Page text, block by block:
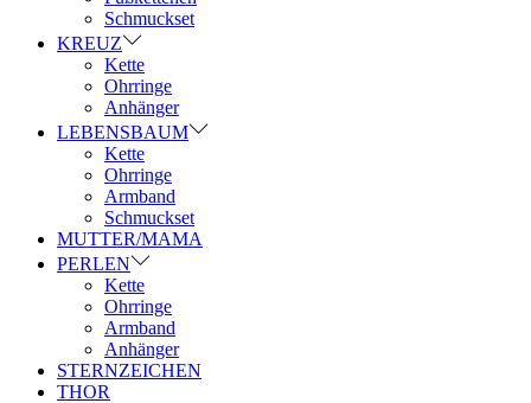
Schmuckset
KREUZ
Kette
Ohrringe
Anhänger
LEBENSBAUM
Kette
Ohrringe
Armband
Schmuckset
MUTTER/MAMA
PERLEN
Kette
Ohrringe
Armband
Anhänger
STERNZEICHEN
THOR